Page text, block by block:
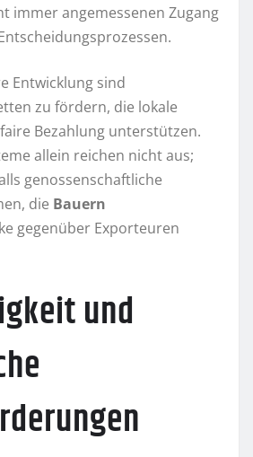
immer angemessenen Zugang
Entwicklung sind
zu fördern, die lokale
Bezahlung unterstützen.
allein reichen nicht aus;
genossenschaftliche
die Bauern
gegenüber Exporteuren
und